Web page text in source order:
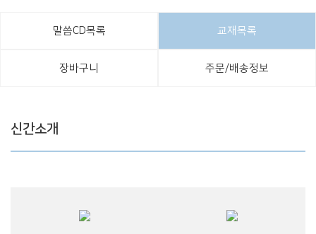
말씀CD목록 교재목록
장바구니 주문/배송정보
신간소개